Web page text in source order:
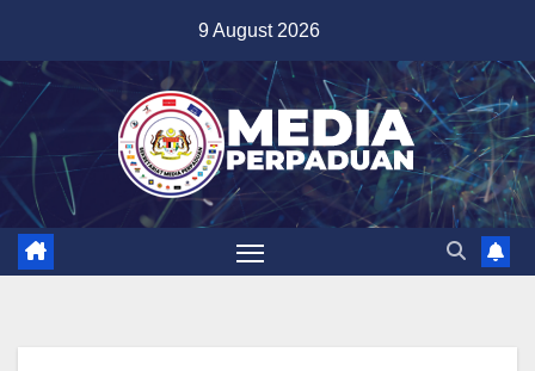
content
9 August 2026